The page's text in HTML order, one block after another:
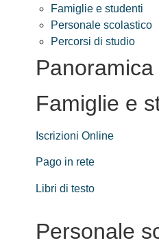
Famiglie e studenti
Personale scolastico
Percorsi di studio
Panoramica
Famiglie e
Iscrizioni Online
Pago in rete
Libri di testo
Personale